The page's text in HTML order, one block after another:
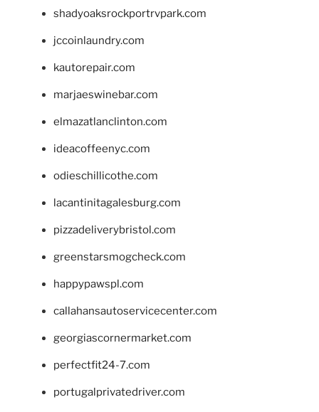
shadyoaksrockportrvpark.com
jccoinlaundry.com
kautorepair.com
marjaeswinebar.com
elmazatlanclinton.com
ideacoffeenyc.com
odieschillicothe.com
lacantinitagalesburg.com
pizzadeliverybristol.com
greenstarsmogcheck.com
happypawspl.com
callahansautoservicecenter.com
georgiascornermarket.com
perfectfit24-7.com
portugalprivatedriver.com